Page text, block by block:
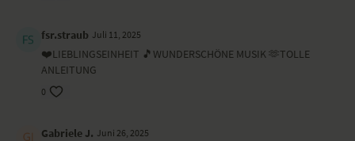
fsr.straub Juli 11, 2025
❤️LIEBLINGSEINHEIT 🎵WUNDERSCHÖNE MUSIK 🫶TOLLE
ANLEITUNG
0
Gabriele J. Juni 26, 2025